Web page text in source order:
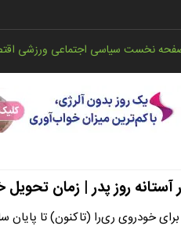
نخستسیاسی اجتماعی ورزشی
آستانه روز پدر | زمان
خودروی ری‌را (تاکنون) تا